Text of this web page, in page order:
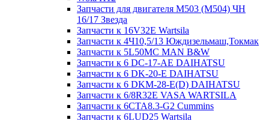
Запчасти для двигателя M503 (M504) ЧН
16/17 Звезда
Запчасти к 16V32E Wartsila
Запчасти к 4Ч10,5/13 Юждизельмаш,Токмак
Запчасти к 5L50MC MAN B&W
Запчасти к 6 DC-17-AE DAIHATSU
Запчасти к 6 DK-20-E DAIHATSU
Запчасти к 6 DKM-28-E(D) DAIHATSU
Запчасти к 6/8R32E VASA WARTSILA
Запчасти к 6CTA8.3-G2 Cummins
Запчасти к 6LUD25 Wartsila